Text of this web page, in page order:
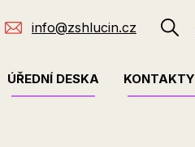
info@zshlucin.cz
ÚŘEDNÍ DESKA KONTAKTY